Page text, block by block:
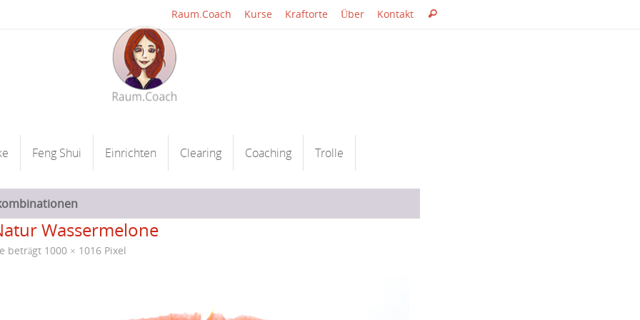
Raum.Coach Kurse Kraftorte Über Kontakt Suchen
Feng Shui Einrichten Clearing Coaching Trolle
Wassermelone
beträgt 1000 × 1016 Pixel